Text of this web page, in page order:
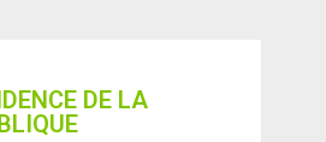
DE LA